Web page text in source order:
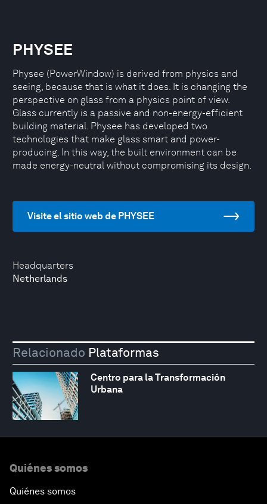
Headquarters
Netherlands
PHYSEE
Physee (PowerWindow) is derived from physics and
seeing, because that is what it does. It is changing the
perspective on glass from a physics point of view.
Glass currently is a passive and non-energy-efficient
building material. Physee has developed two
technologies that make glass smart and power-
producing. In this way, the built environment can be
made energy-neutral without compromising its design.
Visite el sitio web de PHYSEE
Relacionado Plataformas
Centro para la Transformación
Urbana
Quiénes somos
Quiénes somos